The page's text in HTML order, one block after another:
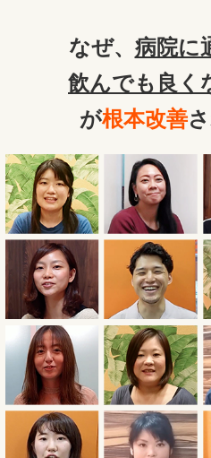
なぜ、 病院に
飲んでも良く
が根本改善